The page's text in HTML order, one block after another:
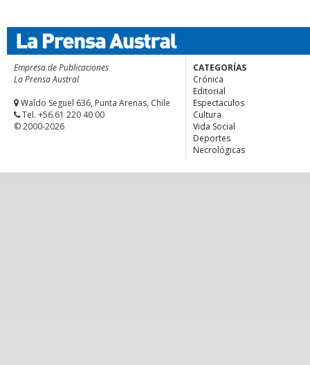
Empresa de Publicaciones
La Prensa Austral
Waldo Seguel 636, Punta Arenas, Chile
Tel. +56.61 220 40 00
© 2000-2026
CATEGORÍAS
Crónica
Editorial
Espectaculos
Cultura
Vida Social
Deportes
Necrológicas